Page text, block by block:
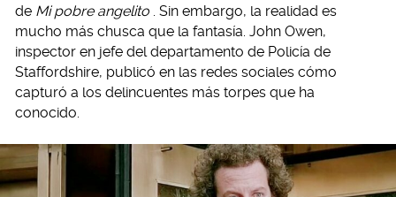
de Mi pobre angelito . Sin embargo, la realidad es
mucho más chusca que la fantasía. John Owen,
inspector en jefe del departamento de Policía de
Staffordshire, publicó en las redes sociales cómo
capturó a los delincuentes más torpes que ha
conocido.